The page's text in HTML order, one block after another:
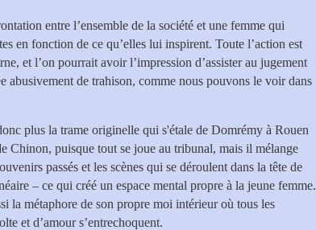
entre l’ensemble de la société et une femme qui
en fonction de ce qu’elles lui inspirent. Toute l’action est
et l’on pourrait avoir l’impression d’assister au jugement
abusivement de trahison, comme nous pouvons le voir dans
plus la trame originelle qui s'étale de Domrémy à Rouen
Chinon, puisque tout se joue au tribunal, mais il mélange
passés et les scènes qui se déroulent dans la tête de
– ce qui créé un espace mental propre à la jeune femme.
la métaphore de son propre moi intérieur où tous les
et d’amour s’entrechoquent.